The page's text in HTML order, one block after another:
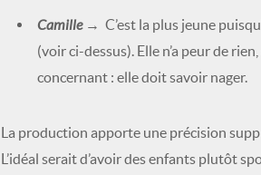
Camille → C’est la plus jeune
(voir ci-dessus). Elle n’a peur de
concernant : elle doit savoir nager.
La production apporte une précision
L’idéal serait d’avoir des enfants plutôt